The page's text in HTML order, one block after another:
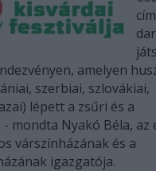
amelyen
szerbiai, szlovákiai,
lépett a zsűri és a
mondta Nyakó Béla, az
várszínházának és a
igazgatója.